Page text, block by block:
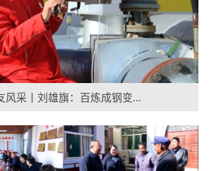
风采丨刘雄旗：百炼成钢变...